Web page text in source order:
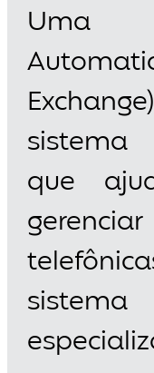
Uma
que